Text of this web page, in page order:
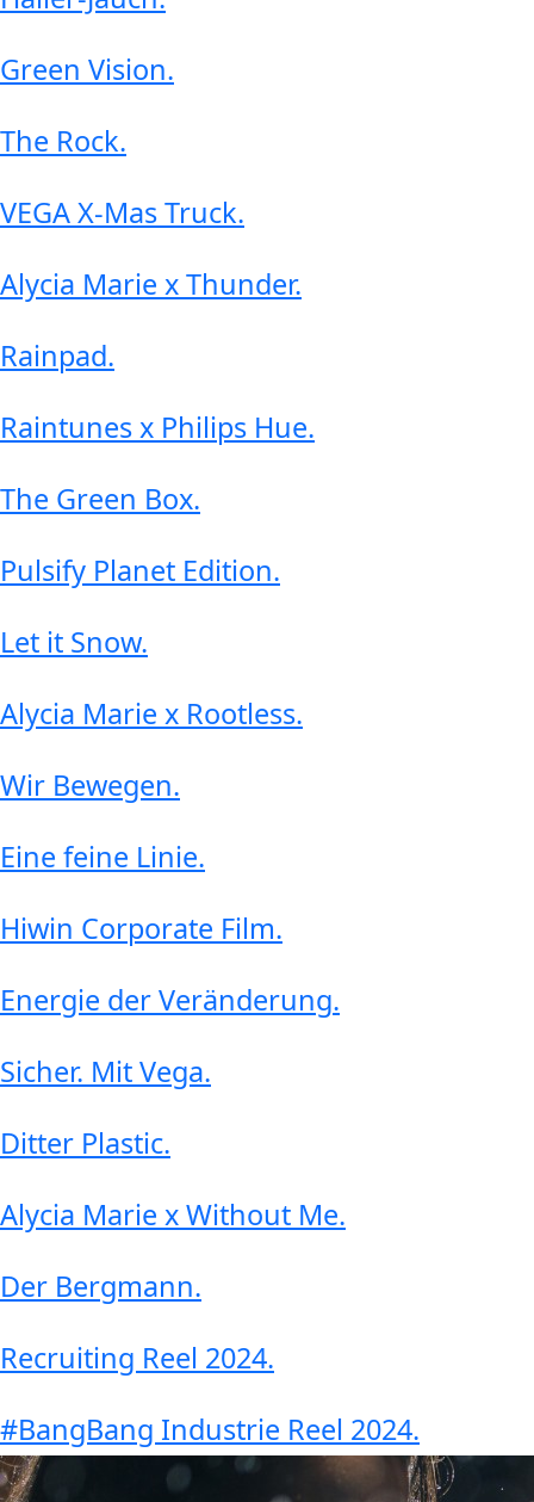
Green Vision.
The Rock.
VEGA X-Mas Truck.
Alycia Marie x Thunder.
Rainpad.
Raintunes x Philips Hue.
The Green Box.
Pulsify Planet Edition.
Let it Snow.
Alycia Marie x Rootless.
Wir Bewegen.
Eine feine Linie.
Hiwin Corporate Film.
Energie der Veränderung.
Sicher. Mit Vega.
Ditter Plastic.
Alycia Marie x Without Me.
Der Bergmann.
Recruiting Reel 2024.
#BangBang Industrie Reel 2024.